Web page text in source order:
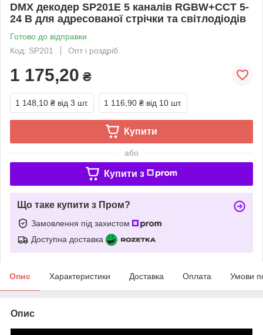
DMX декодер SP201E 5 каналів RGBW+CCT 5-
24 В для адресованої стрічки та світлодіодів
Готово до відправки
Код: SP201
Опт і роздріб
1 175,20 ₴
1 148,10 ₴ від 3 шт. 1 116,90 ₴ від 10 шт.
Купити
або
Купити з
Що таке купити з Пром?
Замовлення під захистом
Доступна доставка
Опис Характеристики Доставка Оплата Умови
Опис